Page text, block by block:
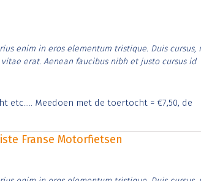
enim in eros elementum tristique. Duis cursus,
erat. Aenean faucibus nibh et justo cursus id
Meedoen met de toertocht = €7,50, de
Franse Motorfietsen